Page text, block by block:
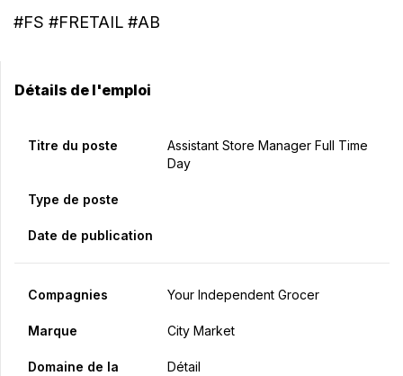
#FS #FRETAIL #AB
Détails de l'emploi
Titre du poste
Assistant Store Manager Full Time
Day
Type de poste
Date de publication
Compagnies Your Independent Grocer
Marque City Market
Domaine de la
Détail